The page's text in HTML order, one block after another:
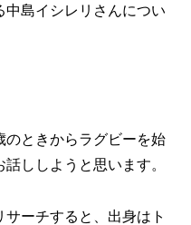
中島イシレリさんについ
のときからラグビーを始
ししようと思います。
ーチすると、出身はト